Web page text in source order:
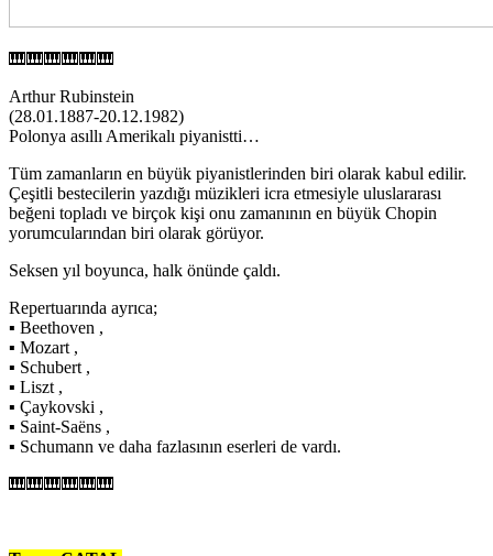
🎹🎹🎹🎹🎹🎹
Arthur Rubinstein
(28.01.1887-20.12.1982)
Polonya asıllı Amerikalı piyanistti…
Tüm zamanların en büyük piyanistlerinden biri olarak kabul edilir.
Çeşitli bestecilerin yazdığı müzikleri icra etmesiyle uluslararası
beğeni topladı ve birçok kişi onu zamanının en büyük Chopin
yorumcularından biri olarak görüyor.
Seksen yıl boyunca, halk önünde çaldı.
Repertuarında ayrıca;
▪ Beethoven ,
▪ Mozart ,
▪ Schubert ,
▪ Liszt ,
▪ Çaykovski ,
▪ Saint-Saëns ,
▪ Schumann ve daha fazlasının eserleri de vardı.
🎹🎹🎹🎹🎹🎹